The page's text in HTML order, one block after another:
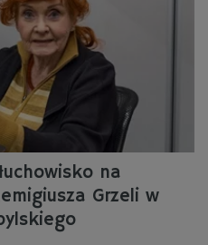
na
Grzeli w